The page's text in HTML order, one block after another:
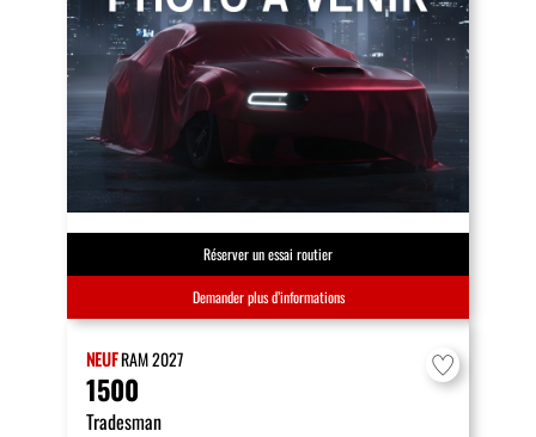
Réserver un essai routier
Demander plus d’informations
NEUFRAM2027
1500
Tradesman